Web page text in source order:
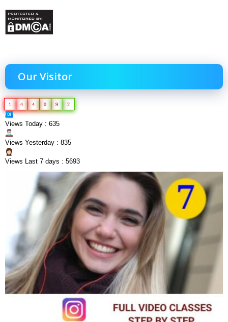
Our Visitor
1 4 4 0 9 2
Views Today : 635
Views Yesterday : 835
Views Last 7 days : 5693